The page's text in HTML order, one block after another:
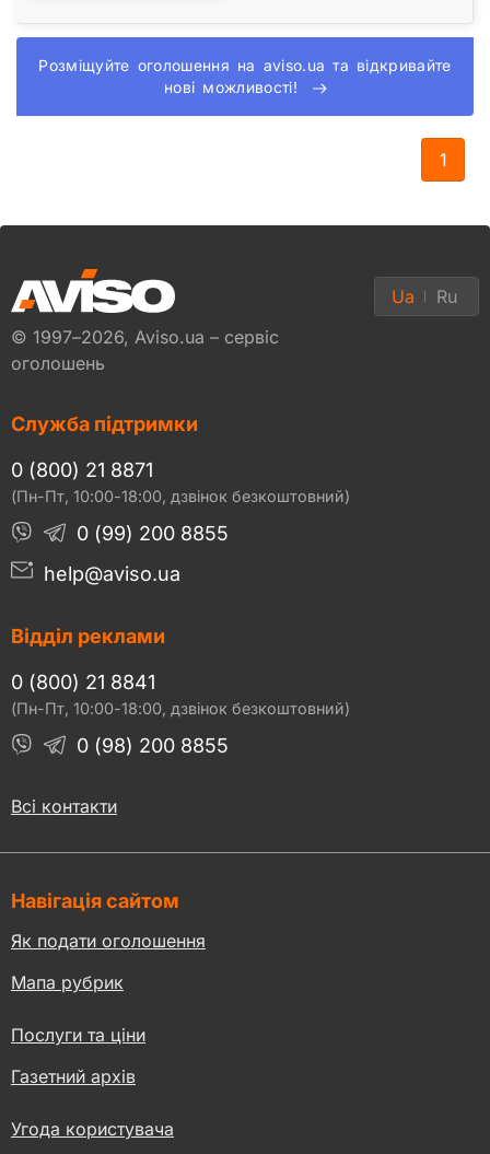
Розміщуйте оголошення на aviso.ua та відкривайте
нові можливості!
1
© 1997–2026, Aviso.ua – сервіс
оголошень
Ua Ru
Служба підтримки
0 (800) 21 8871
(Пн-Пт, 10:00-18:00, дзвінок безкоштовний)
0 (99) 200 8855
help@aviso.ua
Відділ реклами
0 (800) 21 8841
(Пн-Пт, 10:00-18:00, дзвінок безкоштовний)
0 (98) 200 8855
Всі контакти
Навігація сайтом
Як подати оголошення
Мапа рубрик
Послуги та ціни
Газетний архів
Угода користувача